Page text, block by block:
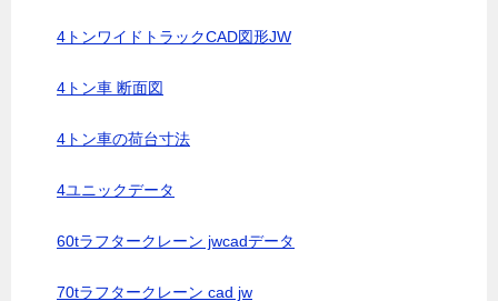
4トンワイドトラックCAD図形JW
4トン車 断面図
4トン車の荷台寸法
4ユニックデータ
60tラフタークレーン jwcadデータ
70tラフタークレーン cad jw